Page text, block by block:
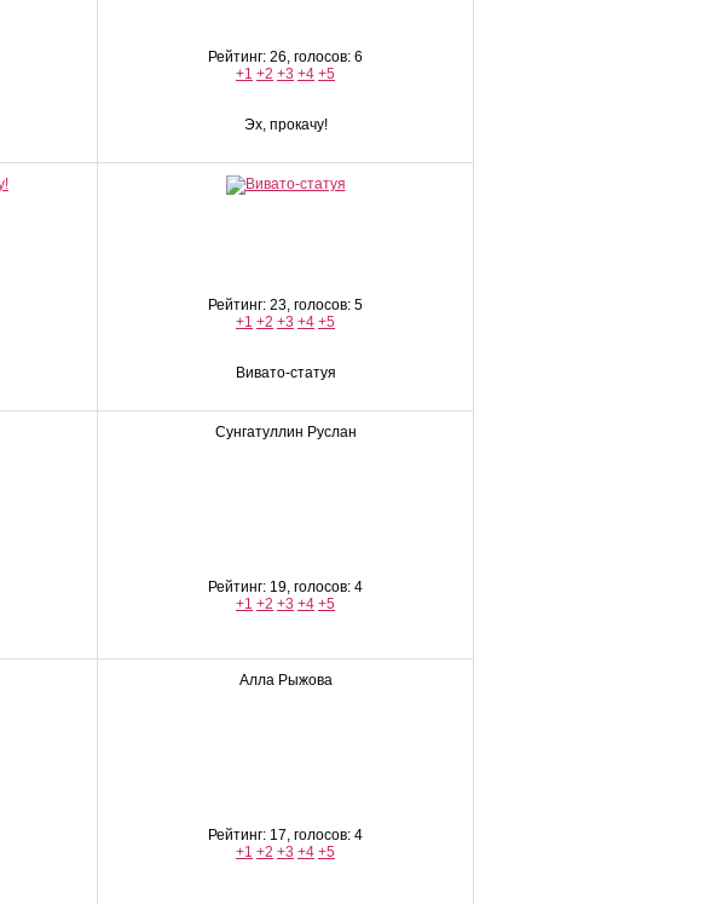
Рейтинг: 26, голосов: 6
+1 +2 +3 +4 +5
Эх, прокачу!
Рейтинг: 23, голосов: 5
+1 +2 +3 +4 +5
Вивато-статуя
Сунгатуллин Руслан
Рейтинг: 19, голосов: 4
+1 +2 +3 +4 +5
Алла Рыжова
Рейтинг: 17, голосов: 4
+1 +2 +3 +4 +5